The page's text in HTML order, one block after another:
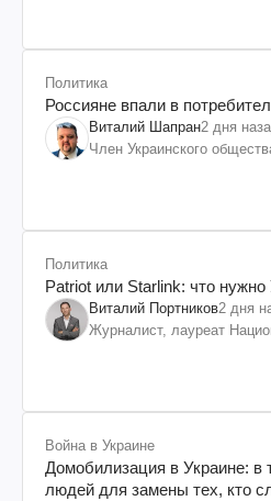
Политика
Россияне впали в
Виталий Шапран2 дня
Член Украинского
Политика
Patriot или Starlink: что нужно
Виталий Портников2 дня
Журналист, лауреат
Война в Украине
Домобилизация в Украине: в
людей для замены тех, кто